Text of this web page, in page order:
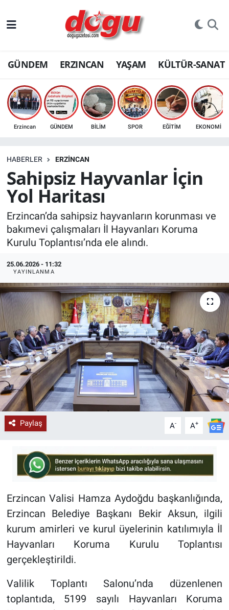
GÜNDEM ERZINCAN YAŞAM KÜLTÜR-SANAT
Erzincan GÜNDEM BİLİM SPOR EĞİTİM EKONOMİ
HABERLER ERZINCAN
Sahipsiz Hayvanlar İçin
Yol Haritası
Erzincan’da sahipsiz hayvanların korunması ve
bakımevi çalışmaları İl Hayvanları Koruma
Kurulu Toplantısı’nda ele alındı.
25.06.2026 - 11:32
YAYINLANMA
Paylaş A- A+
Erzincan Valisi Hamza Aydoğdu başkanlığında,
Erzincan Belediye Başkanı Bekir Aksun, ilgili
kurum amirleri ve kurul üyelerinin katılımıyla İl
Hayvanları Koruma Kurulu Toplantısı
gerçekleştirildi.
Valilik Toplantı Salonu’nda düzenlenen
toplantıda, 5199 sayılı Hayvanları Koruma
ERZINCAN
GÜNDEM
ERZİNCAN FOTOĞRAFLARI
SAĞLIK
EKONOMİ
Bilim, teknoloji
GENEL
KÜLTÜR-SANAT
Yerel Haber
Politika
SPOR
YAŞAM
RESMİ İLAN